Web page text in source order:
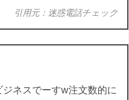
引用元：迷惑電話チェック
ジネスでーすw注文数的に